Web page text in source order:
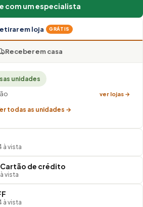
com um especialista
em loja GRÁTIS
Receber em casa
unidades
ver lojas →
todas as unidades →
à vista
Cartão de crédito
à vista
à vista